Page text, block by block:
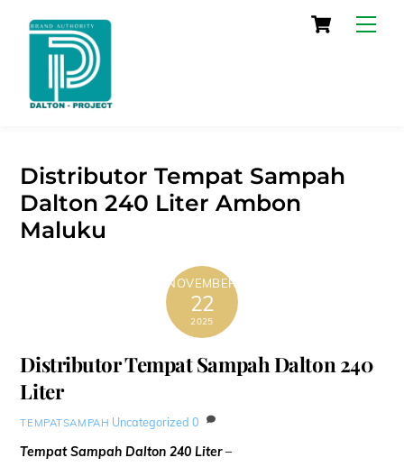
Cart
Distributor Tempat Sampah
Dalton 240 Liter Ambon
Maluku
NOVEMBER
22
2025
Distributor Tempat Sampah Dalton 240
Liter
TEMPATSAMPAH Uncategorized 0
Tempat Sampah Dalton 240 Liter–